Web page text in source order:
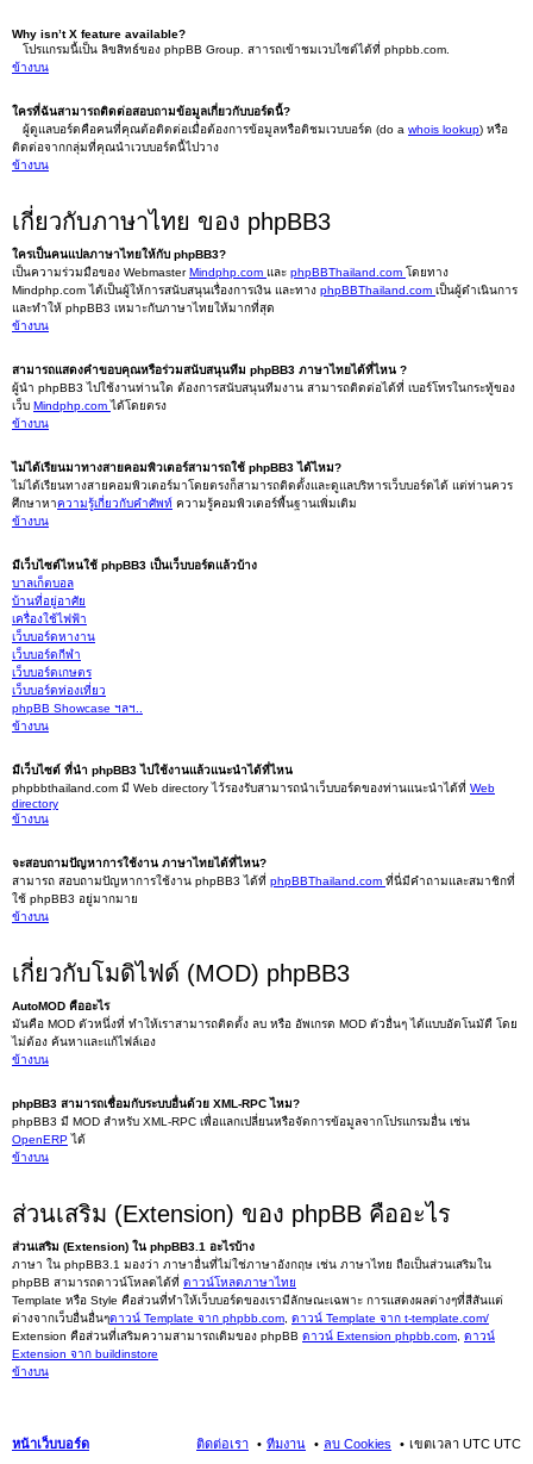
Why isn’t X feature available?
โปรแกรมนี้เป็น ลิขสิทธ์ของ phpBB Group. สาารถเข้าชมเวบไซต์ได้ที่ phpbb.com.
ข้างบน
ใครที่ฉันสามารถติดต่อสอบถามข้อมูลเกี่ยวกับบอร์ดนี้?
ผู้ดูแลบอร์ดคือคนที่คุณต้อติดต่อเมื่อต้องการข้อมูลหรือติชมเวบบอร์ด (do a whois lookup) หรือ
ติดต่อจากกลุ่มที่คุณนำเวบบอร์ดนี้ไปวาง
ข้างบน
เกี่ยวกับภาษาไทย ของ phpBB3
ใครเป็นคนแปลภาษาไทยให้กับ phpBB3?
เป็นความร่วมมือของ WebmasterMindphp.com และ phpBBThailand.com โดยทาง
Mindphp.com ได้เป็นผู้ให้การสนับสนุนเรื่องการเงิน และทาง phpBBThailand.com เป็นผู้ดำเนินการ
และทำให้ phpBB3 เหมาะกับภาษาไทยให้มากที่สุด
ข้างบน
สามารถแสดงคำขอบคุณหรือร่วมสนับสนุนทีม phpBB3 ภาษาไทยได้ที่ไหน ?
ผู้นำ phpBB3 ไปใช้งานท่านใด ต้องการสนับสนุนทีมงาน สามารถติดต่อได้ที่ เบอร์โทรในกระทู้ของ
เว็บ Mindphp.comได้โดยตรง
ข้างบน
ไม่ได้เรียนมาทางสายคอมพิวเตอร์สามารถใช้ phpBB3 ได้ไหม?
ไม่ได้เรียนทางสายคอมพิวเตอร์มาโดยตรงก็สามารถติดตั้งและดูแลบริหารเว็บบอร์ดได้ แต่ท่านควร
ศึกษาหาความรู้เกี่ยวกับคำศัพท์ ความรู้คอมพิวเตอร์พื้นฐานเพิ่มเติม
ข้างบน
มีเว็บไซต์ไหนใช้ phpBB3 เป็นเว็บบอร์ดแล้วบ้าง
บาลเก็ตบอล
บ้านที่อยู่อาศัย
เครื่องใช้ไฟฟ้า
เว็บบอร์ดหางาน
เว็บบอร์ดกีฬา
เว็บบอร์ดเกษตร
เว็บบอร์ดท่องเที่ยว
phpBB Showcase ฯลฯ..
ข้างบน
มีเว็บไซต์ ที่นำ phpBB3 ไปใช้งานแล้วแนะนำได้ที่ไหน
phpbbthailand.com มี Web directory ไว้รองรับสามารถนำเว็บบอร์ดของท่านแนะนำได้ที่ Web
directory
ข้างบน
จะสอบถามปัญหาการใช้งาน ภาษาไทยได้ที่ไหน?
สามารถ สอบถามปัญหาการใช้งาน phpBB3 ได้ที่ phpBBThailand.com ที่นี่มีคำถามและสมาชิกที่
ใช้ phpBB3 อยู่มากมาย
ข้างบน
เกี่ยวกับโมดิไฟด์ (MOD) phpBB3
AutoMOD คืออะไร
มันคือ MOD ตัวหนึ่งที่ ทำให้เราสามารถติดตั้ง ลบ หรือ อัพเกรด MOD ตัวอื่นๆ ได้แบบอัตโนมัตื โดย
ไม่ต้อง ค้นหาและแก้ไฟล์เอง
ข้างบน
phpBB3 สามารถเชื่อมกับระบบอื่นด้วย XML-RPC ไหม?
phpBB3 มี MOD สำหรับ XML-RPC เพื่อแลกเปลี่ยนหรือจัดการข้อมูลจากโปรแกรมอื่น เช่น
OpenERPได้
ข้างบน
ส่วนเสริม (Extension) ของ phpBB คืออะไร
ส่วนเสริม (Extension) ใน phpBB3.1 อะไรบ้าง
ภาษา ใน phpBB3.1 มองว่า ภาษาอื่นที่ไม่ใช่ภาษาอังกฤษ เช่น ภาษาไทย ถือเป็นส่วนเสริมใน
phpBB สามารถดาวน์โหลดได้ที่ ดาวน์โหลดภาษาไทย
Template หรือ Style คือส่วนที่ทำให้เว็บบอร์ดของเรามีลักษณะเฉพาะ การแสดงผลต่างๆที่สีสันแต่
ต่างจากเว็บอื่นอื่นๆดาวน์ Template จาก phpbb.com ดาวน์ Template จาก t-template.com/
Extension คือส่วนที่เสริมความสามารถเดิมของ phpBB ดาวน์ Extension phpbb.com ดาวน์
Extension จาก buildinstore
ข้างบน
หน้าเว็บบอร์ด เขตเวลา UTC UTC
ลบ Cookies
ทีมงาน
ติดต่อเรา